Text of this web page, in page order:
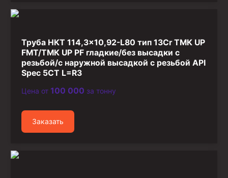
Труба НКТ 114,3×10,92-L80 тип 13Cr ТМК UP
FMT/ТМК UP PF гладкие/без высадки с
резьбой/с наружной высадкой с резьбой API
Spec 5CT L=R3
Цена от 100 000 за тонну
Заказать